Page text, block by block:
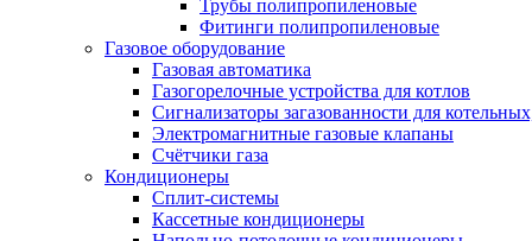
Трубы полипропиленовые
Фитинги полипропиленовые
Газовое оборудование
Газовая автоматика
Газогорелочные устройства для котлов
Сигнализаторы загазованности для
Электромагнитные газовые клапаны
Счётчики газа
Кондиционеры
Сплит-системы
Кассетные кондиционеры